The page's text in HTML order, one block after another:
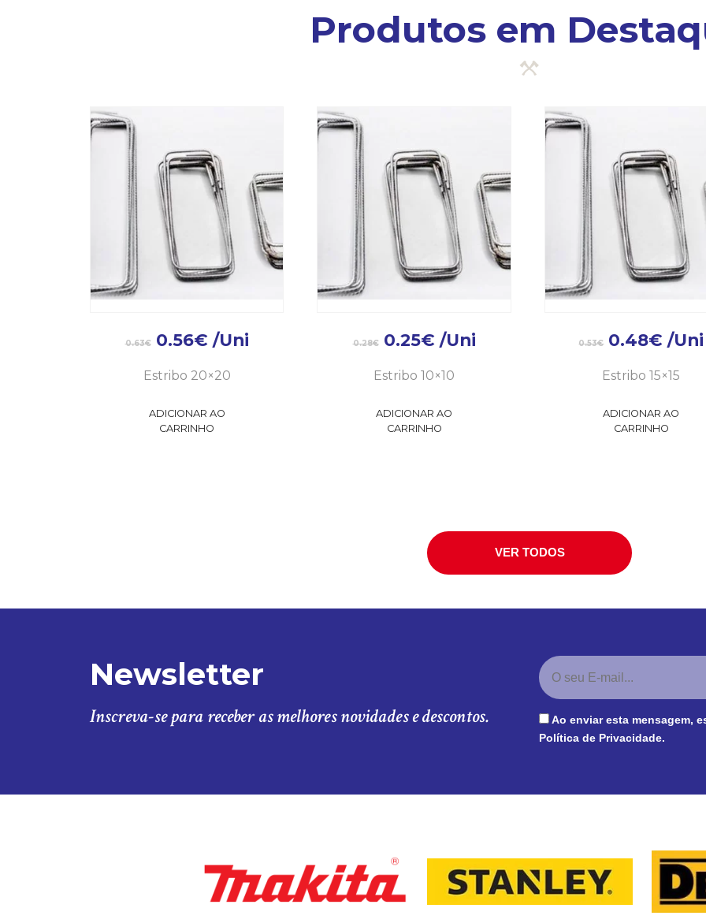
Produtos em
0.63€ 0.56€ /Uni
Estribo 20×20
ADICIONAR AO
CARRINHO
0.28€ 0.25€ /Uni
Estribo 10×10
ADICIONAR AO
CARRINHO
0.53€ 0.48€ /Uni
Estribo 15×15
ADICIONAR AO
CARRINHO
VER TODOS
Newsletter
Inscreva-se para receber as melhores novidades e descontos.
Ao enviar esta mensagem,
Política de Privacidade.